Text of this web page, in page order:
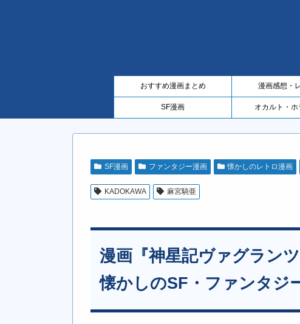
おすすめ漫画まとめ 漫画感想・
SF漫画 オカルト・
SF漫画 ファンタジー漫画 懐かしのレトロ漫画
KADOKAWA 麻宮騎亜
漫画『神星記ヴァグラン
懐かしのSF・ファンタジ